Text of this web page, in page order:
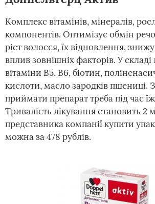
Комплекс вітамінів, мінералів,
компонентів. Оптимізує обмін
ріст волосся, їх відновлення,
вплив зовнішніх факторів. У
вітаміни В5, В6, біотин,
кислоти, масло зародків пшениці.
приймати препарат треба під час
Тривалість лікування становить 2
представника компанії купити
можна за 478 рублів.